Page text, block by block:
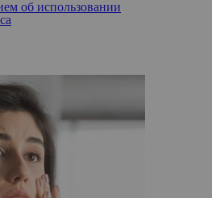
об использовании